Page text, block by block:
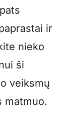
ir
nieko
ši
veiksmų
matmuo.